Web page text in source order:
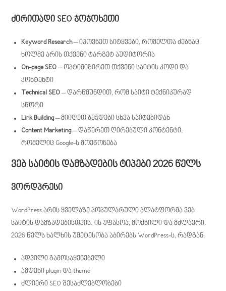
ძირითადი SEO ჯოჯოხეთი
Keyword Research– იპოვნეთ სიტყვები, რომელთა ძებნაც
ხოლმე არის თქვენი ტარგეტ აუდიტორია
On-page SEO – ოპტიმიზირეთ თქვენი საიტის კოდი და
კონტენტი
Technical SEO – დარწმუნდით, რომ საიტი ტექნიკურად
სწორი
Link Building– მიიღეთ ბეჭდები სხვა საიტებიდან
Content Marketing– დაწერეთ ღირებული კონტენტი,
რომელიც Google-ს მოეწონება
ვებ საიტის დამზადების ტიპები 2026 წელს
ვორდპრესი
WordPress არის ყველაზე პოპულარული პლატფორმა ვებ
საიტის დამზადებისთვის. ის უფასოა, მოქნილი და მძლავრი.
2026 წელს ხალხის უმეტესობა აბირებს WordPress-ს, რადგან:
ადვილი გამოსაყენებელი
ამდენი plugin და theme
ძლიერი SEO შესაძლებლობები